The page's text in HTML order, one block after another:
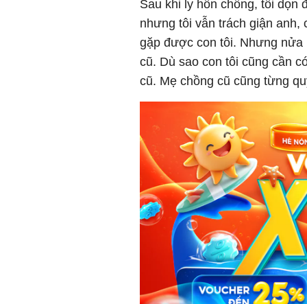
Sau khi ly hôn chồng, tôi dọn
nhưng tôi vẫn trách giận anh,
gặp được con tôi. Nhưng nửa
cũ. Dù sao con tôi cũng cần
cũ. Mẹ chồng cũ cũng từng